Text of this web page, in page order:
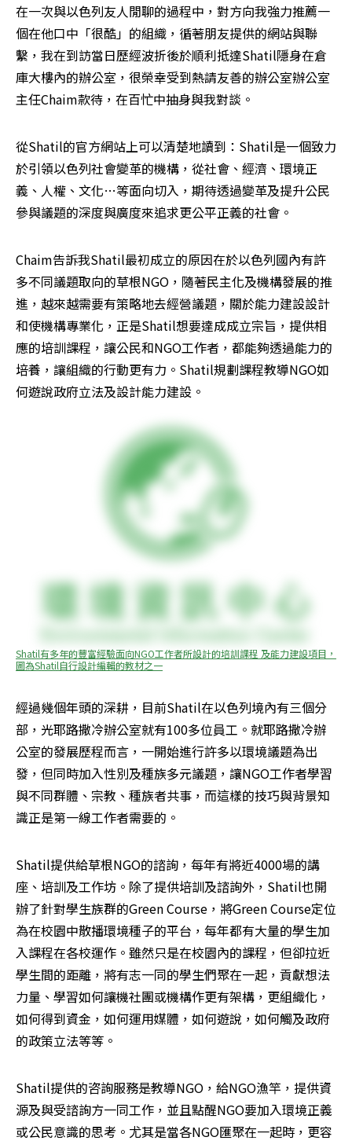
在一次與以色列友人閒聊的過程中，對方向我強力推薦一
個在他口中「很酷」的組織，循著朋友提供的網站與聯
繫，我在到訪當日歷經波折後於順利抵達Shatil隱身在倉
庫大樓內的辦公室，很榮幸受到熱請友善的辦公室辦公室
主任Chaim款待，在百忙中抽身與我對談。
從Shatil的官方網站上可以清楚地讀到：Shatil是一個致力
於引領以色列社會變革的機構，從社會、經濟、環境正
義、人權、文化…等面向切入，期待透過變革及提升公民
參與議題的深度與廣度來追求更公平正義的社會。
Chaim告訴我Shatil最初成立的原因在於以色列國內有許
多不同議題取向的草根NGO，隨著民主化及機構發展的推
進，越來越需要有策略地去經營議題，關於能力建設設計
和使機構專業化，正是Shatil想要達成成立宗旨，提供相
應的培訓課程，讓公民和NGO工作者，都能夠透過能力的
培養，讓組織的行動更有力。Shatil規劃課程教導NGO如
何遊說政府立法及設計能力建設。
Shatil有多年的豐富經驗面向NGO工作者所設計的培訓課程 及能力建設項目，
圖為Shatil自行設計編輯的教材之一
經過幾個年頭的深耕，目前Shatil在以色列境內有三個分
部，光耶路撒冷辦公室就有100多位員工。就耶路撒冷辦
公室的發展歷程而言，一開始進行許多以環境議題為出
發，但同時加入性別及種族多元議題，讓NGO工作者學習
與不同群體、宗教、種族者共事，而這樣的技巧與背景知
識正是第一線工作者需要的。
Shatil提供給草根NGO的諮詢，每年有將近4000場的講
座、培訓及工作坊。除了提供培訓及諮詢外，Shatil也開
辦了針對學生族群的Green Course，將Green Course定位
為在校園中散播環境種子的平台，每年都有大量的學生加
入課程在各校運作。雖然只是在校園內的課程，但卻拉近
學生間的距離，將有志一同的學生們聚在一起，貢獻想法
力量、學習如何讓機社團或機構作更有架構，更組織化，
如何得到資金，如何運用媒體，如何遊說，如何觸及政府
的政策立法等等。
Shatil提供的咨詢服務是教導NGO，給NGO漁竿，提供資
源及與受諮詢方一同工作，並且點醒NGO要加入環境正義
或公民意識的思考。尤其是當各NGO匯聚在一起時，更容